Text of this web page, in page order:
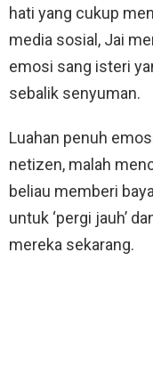
hati yang cukup
media sosial, Jai
emosi sang isteri
sebalik senyuman.
Luahan penuh
netizen, malah
beliau memberi
untuk ‘pergi jauh’
mereka sekarang.